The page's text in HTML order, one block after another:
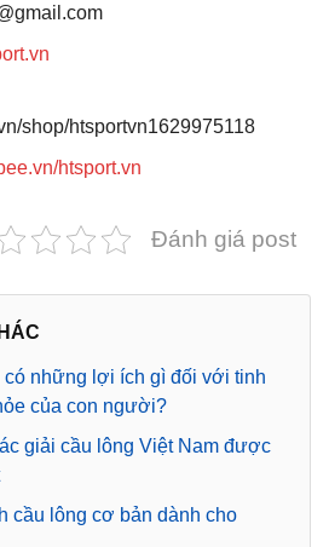
shop/htsportvn1629975118
htsport.vn
Đánh giá post
những lợi ích gì đối với tinh
của con người?
giải cầu lông Việt Nam được
cầu lông cơ bản dành cho